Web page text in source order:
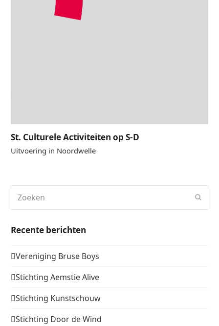
St. Culturele Activiteiten op S-D
Uitvoering in Noordwelle
Recente berichten
Vereniging Bruse Boys
Stichting Aemstie Alive
Stichting Kunstschouw
Stichting Door de Wind